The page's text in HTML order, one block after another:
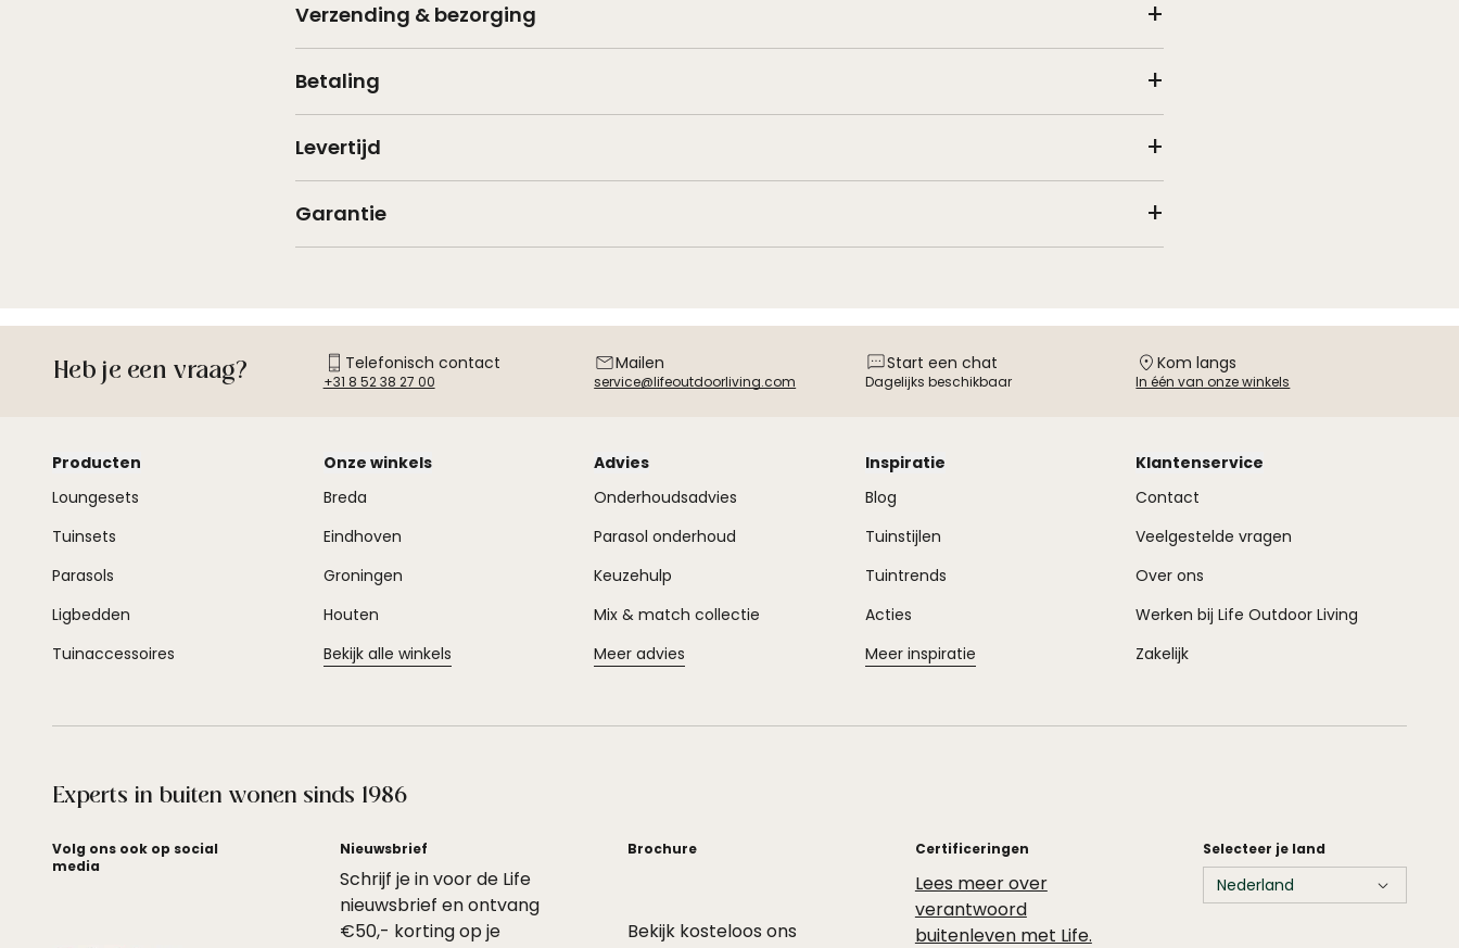
Verzending & bezorging
Betaling
Levertijd
Garantie
Heb je een vraag? Telefonisch contact
+31 8 52 38 27 00
Mailen
service@lifeoutdoorliving.com
Start een chat
Dagelijks beschikbaar
Kom langs
In één van onze winkels
Producten
Loungesets
Tuinsets
Parasols
Ligbedden
Tuinaccessoires
Onze winkels
Breda
Eindhoven
Groningen
Houten
Bekijk alle winkels
Advies
Onderhoudsadvies
Parasol onderhoud
Keuzehulp
Mix & match collectie
Meer advies
Inspiratie
Blog
Tuinstijlen
Tuintrends
Acties
Meer inspiratie
Klantenservice
Contact
Veelgestelde vragen
Over ons
Werken bij Life Outdoor Living
Zakelijk
Experts in buiten wonen sinds 1986
Volg ons ook op social
media
Nieuwsbrief
Schrijf je in voor de Life
nieuwsbrief en ontvang
€50,- korting op je
Brochure
Bekijk kosteloos ons
Certificeringen
Lees meer over
verantwoord
buitenleven met Life.
Selecteer je land